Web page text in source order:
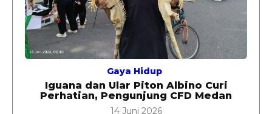
Gaya Hidup
Iguana dan Ular Piton Albino Curi
Perhatian, Pengunjung CFD Medan
14 Juni 2026